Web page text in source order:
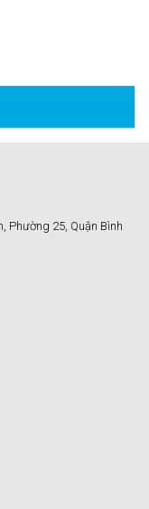
Phường 25, Quận Bình